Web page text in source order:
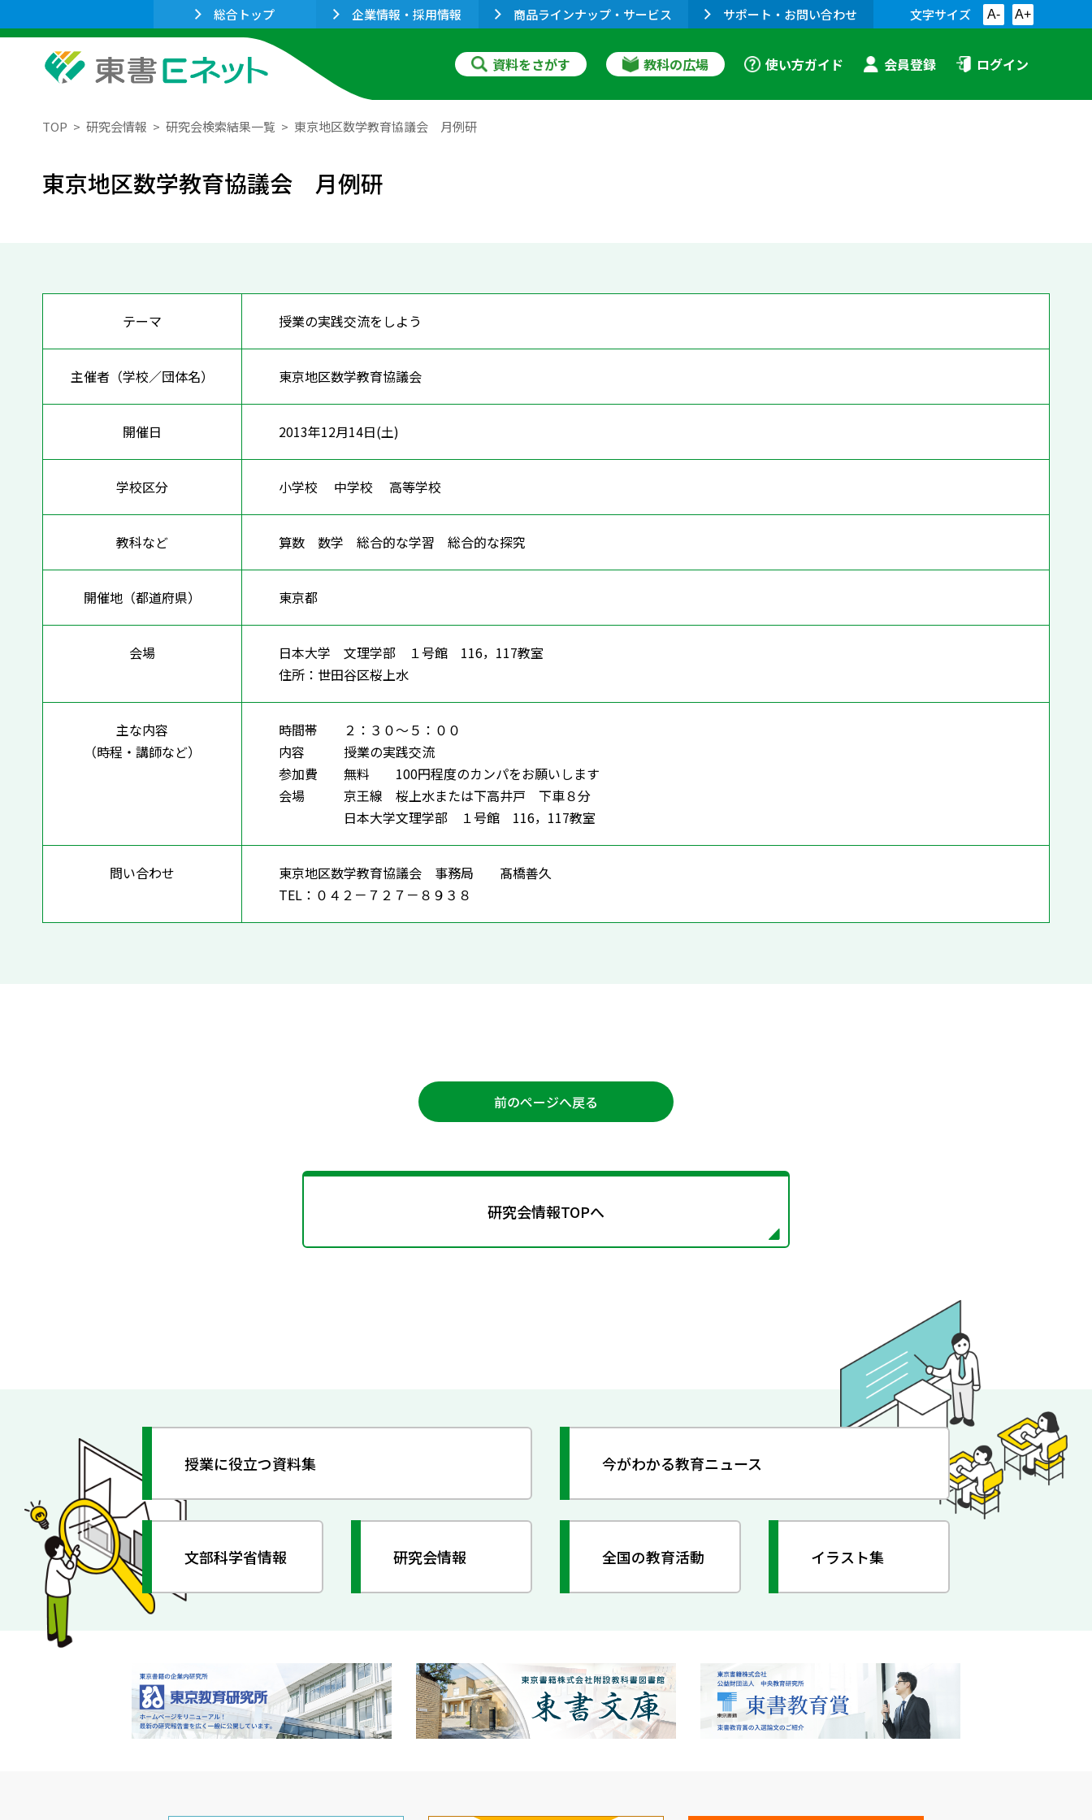
総合トップ 企業情報・採用情報 商品ラインナップ・サービス サポート・お問い合わせ 文字サイズ A- A+
資料をさがす 教科の広場 使い方ガイド 会員登録 ログイン
TOP 研究会情報 研究会検索結果一覧 東京地区数学教育協議会 月例研
東京地区数学教育協議会 月例研
テーマ 授業の実践交流をしよう
主催者（学校／団体名） 東京地区数学教育協議会
開催日 2013年12月14日(土)
学校区分 小学校 中学校 高等学校
教科など 算数 数学 総合的な学習 総合的な探究
開催地（都道府県） 東京都
会場
日本大学 文理学部 １号館 116，117教室
住所：世田谷区桜上水
主な内容
（時程・講師など）
時間帯 ２：３０～５：００
内容 授業の実践交流
参加費 無料 100円程度のカンパをお願いします
会場 京王線 桜上水または下高井戸 下車８分
日本大学文理学部 １号館 116，117教室
問い合わせ
東京地区数学教育協議会 事務局 髙橋善久
TEL：０４２－７２７－８９３８
前のページへ戻る
研究会情報TOPへ
授業に役立つ資料集 今がわかる教育ニュース
文部科学省情報 研究会情報 全国の教育活動 イラスト集